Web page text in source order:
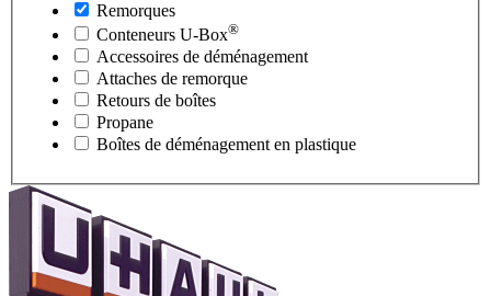
Remorques
Conteneurs U-Box®
Accessoires de déménagement
Attaches de remorque
Retours de boîtes
Propane
Boîtes de déménagement en plastique